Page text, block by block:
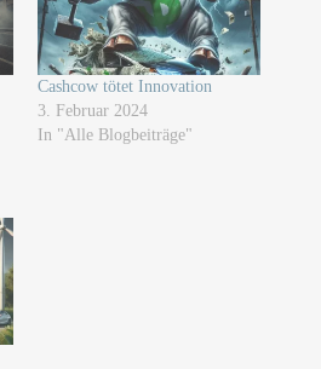
Cashcow tötet Innovation
3. Februar 2024
In "Alle Blogbeiträge"